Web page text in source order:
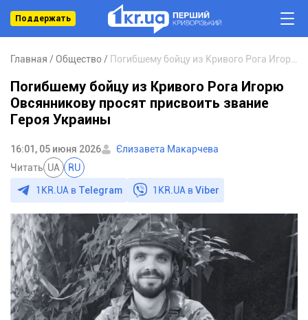
Поддержать
Главная Общество
Погибшему бойцу из Кривого Рога Игорю
Овсянникову просят присвоить звание
Героя Украины
16:01, 05 июня 2026
Єлизавета Макарчева
Читать UA RU
1KR.UA в Telegram 1KR.UA вViber